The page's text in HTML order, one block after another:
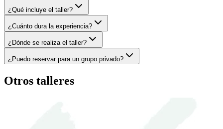
¿Qué incluye el taller?
¿Cuánto dura la experiencia?
¿Dónde se realiza el taller?
¿Puedo reservar para un grupo privado?
Otros talleres